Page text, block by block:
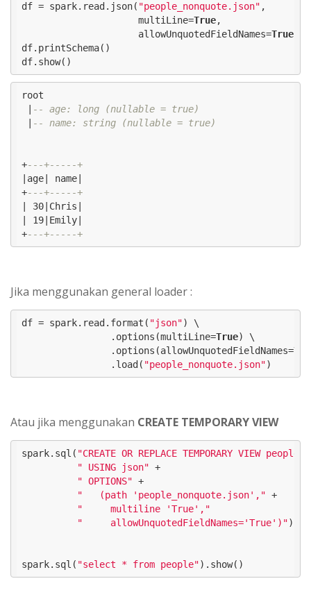
df = spark.read.json( "people_nonquote.json" ,
                     multiLine=
True,
                     allowUnquotedFieldNames=
True
df.printSchema()
df.show()
root
-- age: long (nullable = true)
-- name: string (nullable = true)
+---+-----+
|age| name|
+---+-----+
| 30|Chris|
| 19|Emily|
+---+-----+
Jika menggunakan general loader :
df = spark.read.format( "json") \
                .options(multiLine=
True) \
                .options(allowUnquotedFieldNames=
                .load(
"people_nonquote.json")
Atau jika menggunakan CREATE TEMPORARY VIEW
spark.sql( "CREATE OR REPLACE TEMPORARY VIEW people"
" USING json" +
" OPTIONS" +
"   (path 'people_nonquote.json'," +
"     multiline 'True',"
"     allowUnquotedFieldNames='True')")
spark.sql( "select * from people").show()